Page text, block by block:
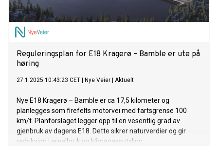
Reguleringsplan for E18 Kragerø – Bamble er ute på
høring
27.1.2025 10:43:23 CET Nye Veier Aktuelt
Nye E18 Kragerø – Bamble er ca 17,5 kilometer og
planlegges som firefelts motorvei med fartsgrense 100
km/t. Planforslaget legger opp til en vesentlig grad av
gjenbruk av dagens E18. Dette sikrer naturverdier og gir
reduksjon i arealbruk og klimagassutslipp.